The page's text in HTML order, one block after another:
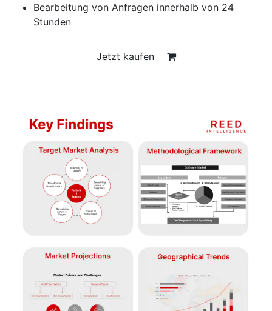
Bearbeitung von Anfragen innerhalb von 24
Stunden
Jetzt kaufen